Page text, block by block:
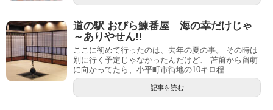
道の駅 おびら鰊番屋 海の幸だけじゃ
～ありやせん!!
ここに初めて行ったのは、去年の夏の事。 その時は
別に行く予定じゃなかったんだけど、 苫前から留萌
に向かってたら、小平町市街地の10キロ程...
記事を読む